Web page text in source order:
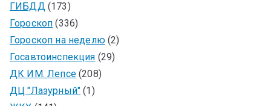
ГИБДД(173)
Гороскоп (336)
Гороскоп на неделю(2)
Госавтоинспекция (29)
ДК ИМ. Лепсе(208)
ДЦ "Лазурный" (1)